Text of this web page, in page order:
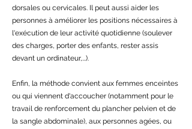
dorsales ou cervicales. Il peut aussi aider les
personnes à améliorer les positions nécessaires à
l'exécution de leur activité quotidienne (soulever
des charges, porter des enfants, rester assis
devant un ordinateur,...).
Enfin, la méthode convient aux femmes enceintes
ou qui viennent d'accoucher (notamment pour le
travail de renforcement du plancher pelvien et de
la sangle abdominale), aux personnes agées, ou